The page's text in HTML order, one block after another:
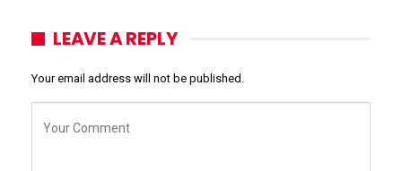
LEAVE A REPLY
Your email address will not be published.